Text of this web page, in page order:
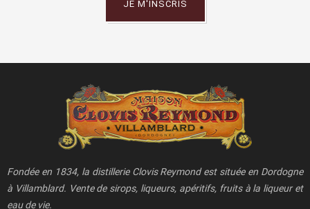
JE M'INSCRIS
Fondée en 1834, la distillerie Clovis Reymond est située en Dordogne
à Villamblard. Vente de sirops, liqueurs, apéritifs, fruits à la liqueur et
eau de vie.